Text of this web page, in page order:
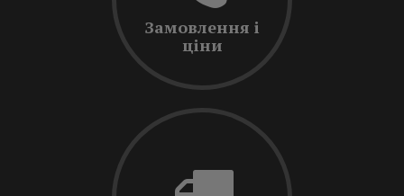
Замовлення і
ціни